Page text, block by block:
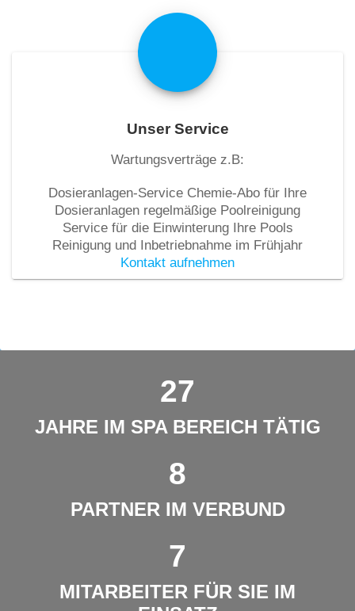
Unser Service
Wartungsverträge z.B:
Dosieranlagen-Service Chemie-Abo für Ihre
Dosieranlagen regelmäßige Poolreinigung
Service für die Einwinterung Ihre Pools
Reinigung und Inbetriebnahme im Frühjahr
Kontakt aufnehmen
27
JAHRE IM SPA BEREICH TÄTIG
8
PARTNER IM VERBUND
7
MITARBEITER FÜR SIE IM